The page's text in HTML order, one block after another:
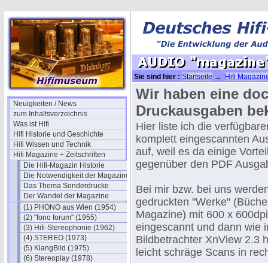
Neuigkeiten / News
zum Inhaltsverzeichnis
Was ist Hifi
Hifi Historie und Geschichte
Hifi Wissen und Technik
Hifi Magazine + Zeitschriften
Die Hifi-Magazin Historie
Die Notwendigkeit der Magazine
Das Thema Sonderdrucke
Der Wandel der Magazine
(1) PHONO aus Wien (1954)
(2) "fono forum" (1955)
(3) Hifi-Stereophonie (1962)
(4) STEREO (1973)
(5) KlangBild (1975)
(6) Stereoplay (1978)
Sie sind hier : Startseite →
Hifi
Wir haben eine
Druckausgaben
Hier liste ich die
komplett eingescannten
auf, weil es da einige
gegenüber den PDF
Bei mir bzw. bei uns
gedruckten "Werke"
Magazine) mit 600 x
eingescannt und dann wie
Bildbetrachter XnView 2.3
leicht schräge Scans in